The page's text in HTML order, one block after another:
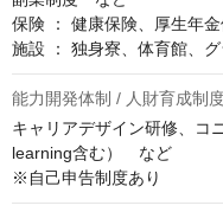
保険 ： 健康保険、厚生年
施設 ： 独身寮、体育館、
能力開発体制 / 人財育成制
キャリアデザイン研修、コ
learning含む）　など
※自己申告制度あり